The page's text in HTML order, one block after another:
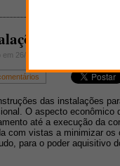
para
26/10/2010
das instalações
O aspecto econômico
até a execução da
com vistas a minimizar os
para o poder aquisitivo